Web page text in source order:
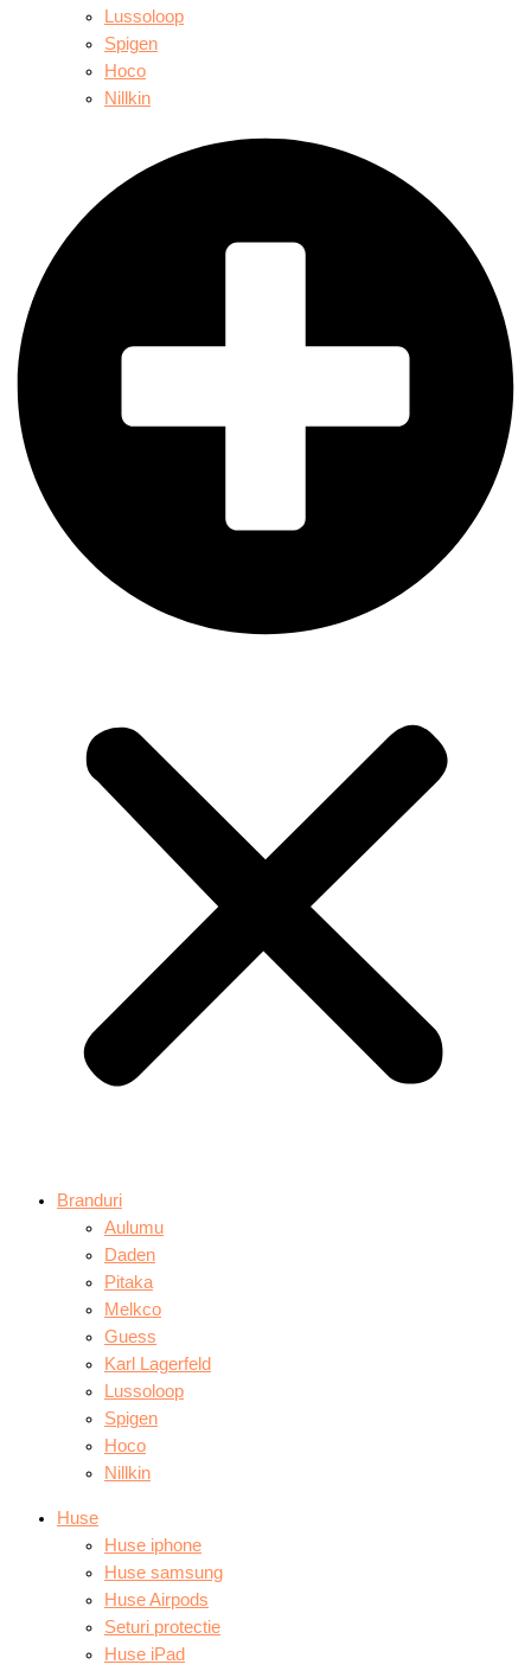
Lussoloop
Spigen
Hoco
Nillkin
Branduri
Aulumu
Daden
Pitaka
Melkco
Guess
Karl Lagerfeld
Lussoloop
Spigen
Hoco
Nillkin
Huse
Huse iphone
Huse samsung
Huse Airpods
Seturi protectie
Huse iPad